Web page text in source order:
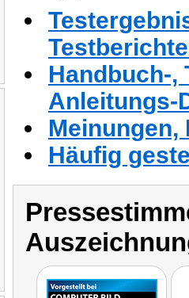
Handbuch-,
Anleitungs-
Häufig